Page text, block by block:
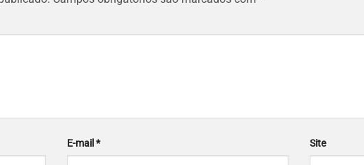
E-mail* Site